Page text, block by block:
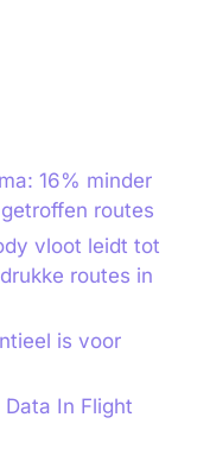
16% minder
routes
vloot leidt tot
routes in
is voor
Data In Flight